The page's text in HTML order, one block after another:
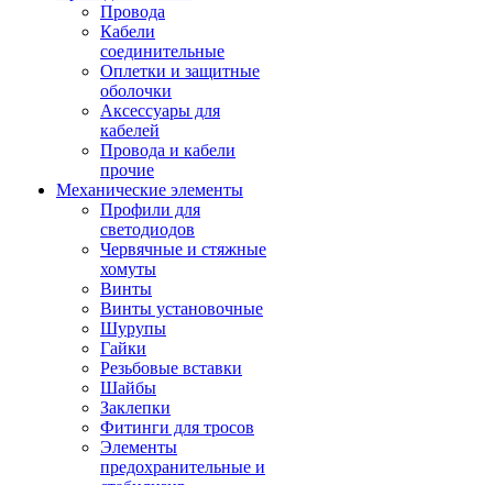
Провода
Кабели
соединительные
Оплетки и защитные
оболочки
Аксессуары для
кабелей
Провода и кабели
прочие
Механические элементы
Профили для
светодиодов
Червячные и стяжные
хомуты
Винты
Винты установочные
Шурупы
Гайки
Резьбовые вставки
Шайбы
Заклепки
Фитинги для тросов
Элементы
предохранительные и